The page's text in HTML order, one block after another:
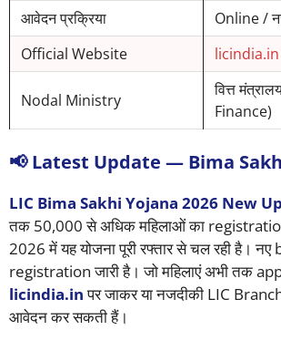
आवेदन प्रक्रिया
Online /
Official Website
licindia.in
Nodal Ministry
वित्त
Finance)
📢 Latest Update — Bima
LIC Bima Sakhi Yojana 2026 New
तक 50,000 से अधिक महिलाओं का registration
2026 में यह योजना पूरी रफ्तार से चल रही है।
registration जारी है। जो महिलाएं अभी तक
licindia.inपर जाकर या नजदीकी LIC
आवेदन कर सकती हैं।